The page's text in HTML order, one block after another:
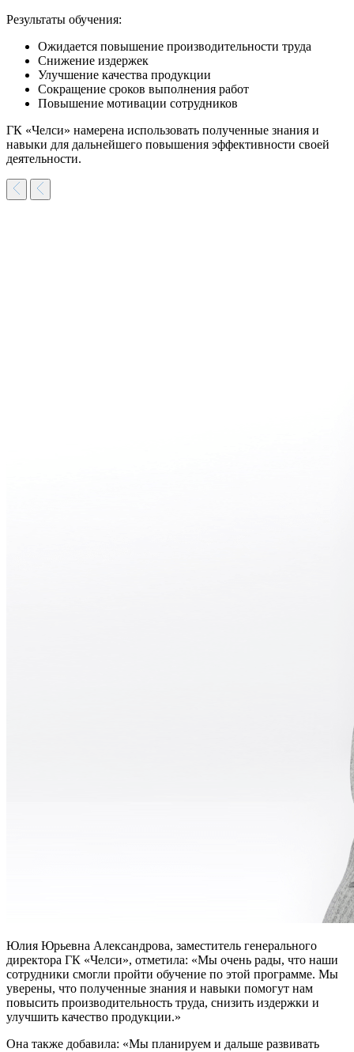
Результаты обучения:
Ожидается повышение производительности труда
Снижение издержек
Улучшение качества продукции
Сокращение сроков выполнения работ
Повышение мотивации сотрудников
ГК «Челси» намерена использовать полученные знания и
навыки для дальнейшего повышения эффективности своей
деятельности.
Юлия Юрьевна Александрова, заместитель генерального
директора ГК «Челси», отметила: «Мы очень рады, что наши
сотрудники смогли пройти обучение по этой программе. Мы
уверены, что полученные знания и навыки помогут нам
повысить производительность труда, снизить издержки и
улучшить качество продукции.»
Она также добавила: «Мы планируем и дальше развивать